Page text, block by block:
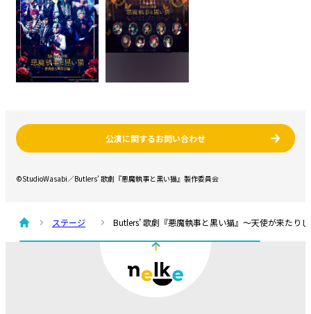
公演に関するお問い合わせ
©StudioWasabi／Butlers’ 歌劇『悪魔執事と黒い猫』製作委員会
ステージ Butlers’ 歌劇『悪魔執事と黒い猫』～天使が来たり